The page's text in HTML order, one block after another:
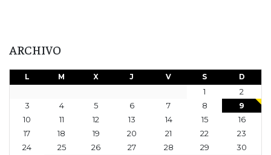
ARCHIVO
L M X J V S D
1
2
3
4 5 6 7 8
9
10
11 12 13 14 15
16
17
18 19 20 21 22
23
24
25 26 27 28 29
30